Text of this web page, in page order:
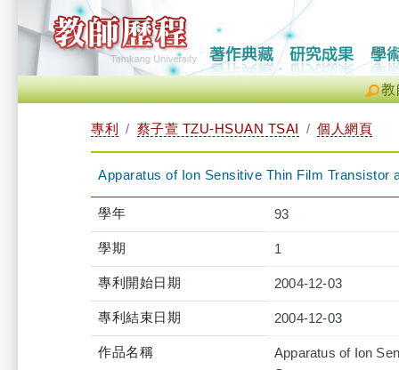
教
專利 蔡子萱 TZU-HSUAN TSAI 個人網頁
Apparatus of Ion Sensitive Thin Film Transistor
學年 93
學期 1
專利開始日期 2004-12-03
專利結束日期 2004-12-03
作品名稱
Apparatus of Ion